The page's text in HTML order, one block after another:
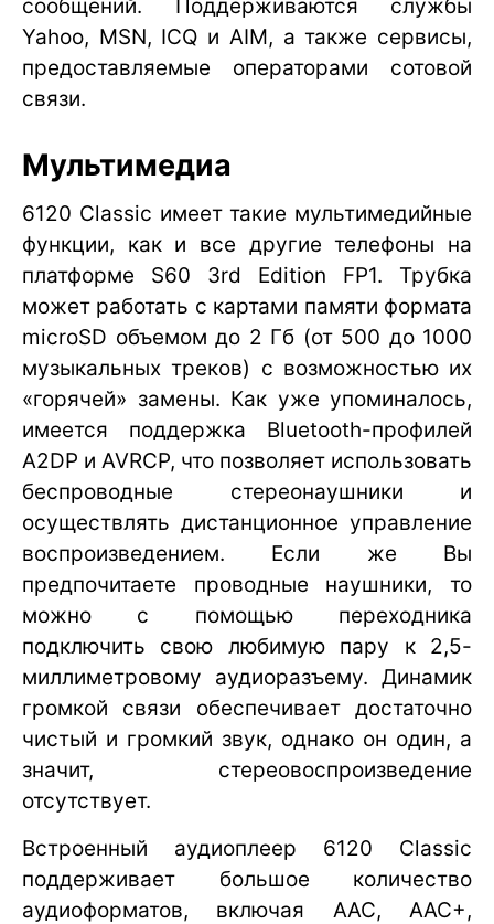
сообщений. Поддерживаются службы
Yahoo, MSN, ICQ и AIM, а также сервисы,
предоставляемые операторами сотовой
связи.
Мультимедиа
6120 Classic имеет такие мультимедийные
функции, как и все другие телефоны на
платформе S60 3rd Edition FP1. Трубка
может работать с картами памяти формата
microSD объемом до 2 Гб (от 500 до 1000
музыкальных треков) с возможностью их
«горячей» замены. Как уже упоминалось,
имеется поддержка Bluetooth-профилей
A2DP и AVRCP, что позволяет использовать
беспроводные стереонаушники и
осуществлять дистанционное управление
воспроизведением. Если же Вы
предпочитаете проводные наушники, то
можно с помощью переходника
подключить свою любимую пару к 2,5-
миллиметровому аудиоразъему. Динамик
громкой связи обеспечивает достаточно
чистый и громкий звук, однако он один, а
значит, стереовоспроизведение
отсутствует.
Встроенный аудиоплеер 6120 Classic
поддерживает большое количество
аудиоформатов, включая AAC, AAC+,